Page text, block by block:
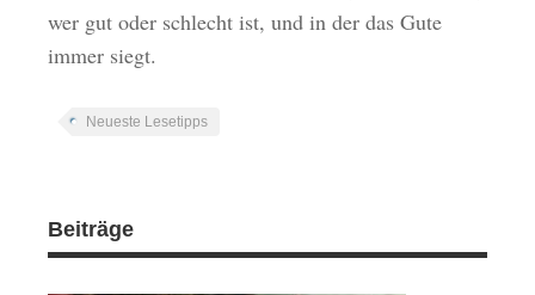
wer gut oder schlecht ist, und in der das Gute
immer siegt.
Neueste Lesetipps
Beiträge